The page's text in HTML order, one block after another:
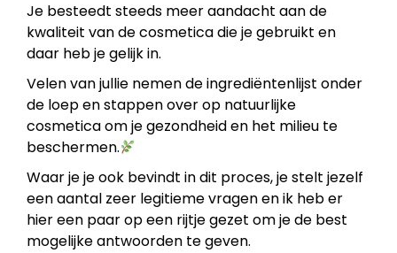
Je besteedt steeds meer aandacht aan de
kwaliteit van de cosmetica die je gebruikt en
daar heb je gelijk in.
Velen van jullie nemen de ingrediëntenlijst onder
de loep en stappen over op natuurlijke
cosmetica om je gezondheid en het milieu te
beschermen.
Waar je je ook bevindt in dit proces, je stelt jezelf
een aantal zeer legitieme vragen en ik heb er
hier een paar op een rijtje gezet om je de best
mogelijke antwoorden te geven.